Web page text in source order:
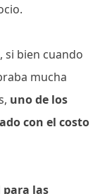
si bien cuando
mucha
uno de los
con el costo
para las